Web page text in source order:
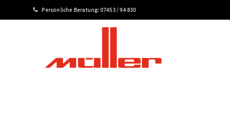
Persönliche Beratung: 07453 / 94 830